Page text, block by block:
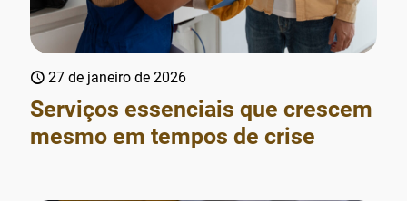
27 de janeiro de 2026
Serviços essenciais que crescem
mesmo em tempos de crise